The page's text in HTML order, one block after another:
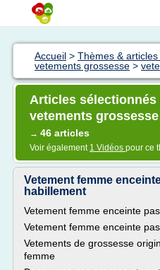
Accueil > Thèmes &
vetements grossesse >
Articles sélectionnés
vetements
→ 46 articles
Voir également 1 Vidéos pour ce
Vetement femme
habillement
Vetement femme enceinte
Vetement femme enceinte
Vetements de grossesse
femme